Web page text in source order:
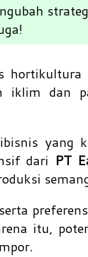
hortikultura
iklim dan
yang
dari PT
itu,